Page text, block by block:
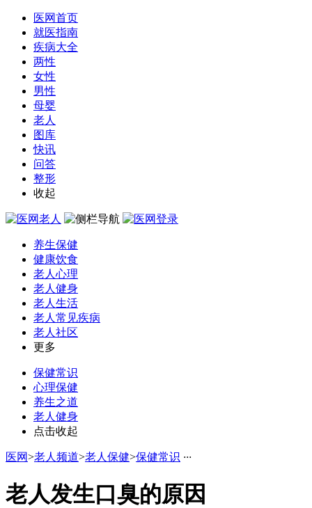
医网首页
就医指南
疾病大全
两性
女性
男性
母婴
老人
图库
快讯
问答
整形
收起
养生保健
健康饮食
老人心理
老人健身
老人生活
老人常见疾病
老人社区
更多
保健常识
心理保健
养生之道
老人健身
点击收起
医网>老人频道>老人保健>保健常识 ···
老人发生口臭的原因